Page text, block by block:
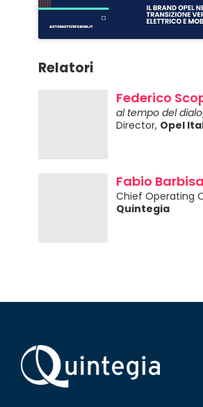
Relatori
Federico
al tempo del
Director, Opel
Fabio
Chief Operating
Quintegia